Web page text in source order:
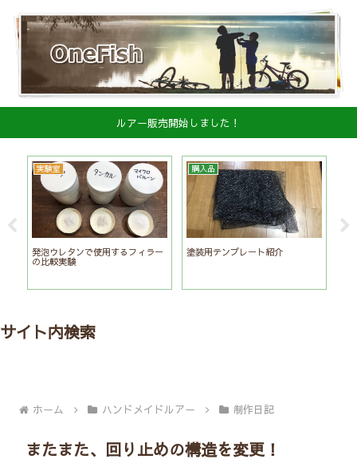
ルアー販売開始しました！
実験室
発泡ウレタンで使用するフィラー
の比較実験
購入品
塗装用テンプレート紹介
サイト内検索
ホーム ハンドメイドルアー 制作日記
またまた、回り止めの構造を変更！